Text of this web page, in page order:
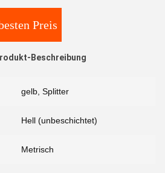
Preis
Beschreibung
gelb, Splitter
Hell (unbeschichtet)
Metrisch